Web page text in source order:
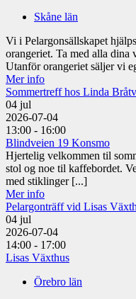
Skåne län
Vi i Pelargonsällskapet
orangeriet. Ta med alla dina
Utanför orangeriet säljer vi
Mer info
Sommertreff hos Linda
04 jul
2026-07-04
13:00 - 16:00
Blindveien 19 Konsmo
Hjertelig velkommen til
stol og noe til kaffebordet.
med stiklinger [...]
Mer info
Pelargonträff vid Lisas
04 jul
2026-07-04
14:00 - 17:00
Lisas Växthus
Örebro län